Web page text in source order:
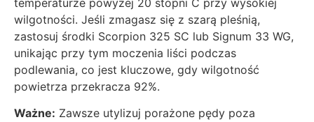
wilgotności. Jeśli zmagasz się z szarą pleśnią,
zastosuj środki Scorpion 325 SC lub Signum 33 WG,
unikając przy tym moczenia liści podczas
podlewania, co jest kluczowe, gdy wilgotność
powietrza przekracza 92%.
Ważne: Zawsze utylizuj porażone pędy poza